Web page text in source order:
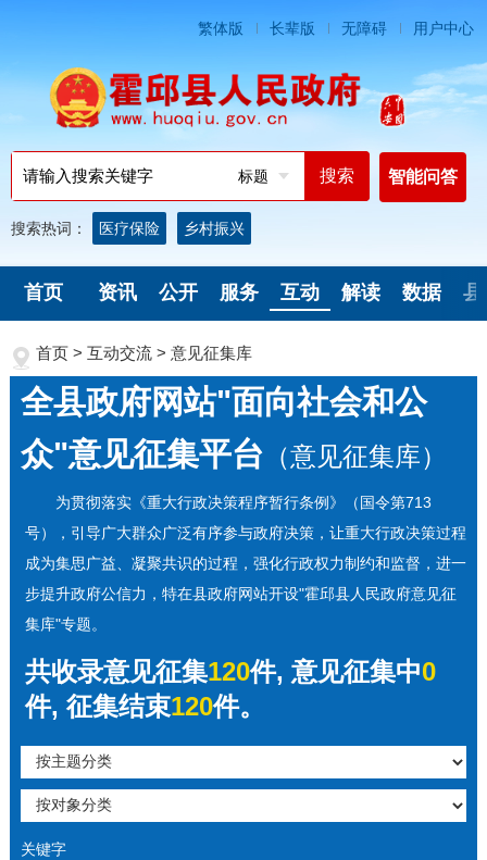
繁体版 长辈版 无障碍 用户中心
标题 智能问答
搜索热词： 医疗保险 乡村振兴
首页 资讯 公开 服务 互动 解读 数据 县
首页> 互动交流 > 意见征集库
全县政府网站"面向社会和公
众"意见征集平台 （意见征集库）
为贯彻落实《重大行政决策程序暂行条例》（国令第713
号），引导广大群众广泛有序参与政府决策，让重大行政决策过程
成为集思广益、凝聚共识的过程，强化行政权力制约和监督，进一
步提升政府公信力，特在县政府网站开设"霍邱县人民政府意见征
集库"专题。
共收录意见征集120件, 意见征集中0
件, 征集结束120件。
关键字